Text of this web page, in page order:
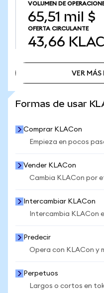
VOLUMEN DE
65,51 mil $
OFERTA CIRCULANTE
43,66
VER MÁS
Formas de usar
Comprar KLACon
Empieza en pocos
Vender KLACon
Cambia KLACon por
Intercambiar KLACon
Intercambia KLACon
Predecir
Opera con KLACon y
Perpetuos
Largos o cortos en